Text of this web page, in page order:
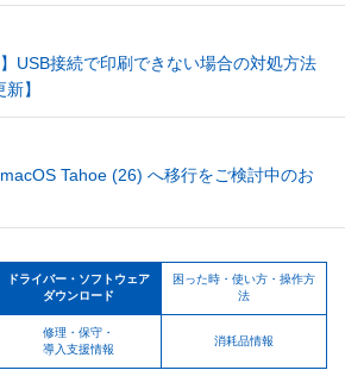
USB接続で印刷できない場合の対処方法
】
Tahoe (26) へ移行をご検討中のお
ドライバー・ソフトウェア
ダウンロード
困った時・使い方・操作方
法
修理・保守・
導入支援情報
消耗品情報